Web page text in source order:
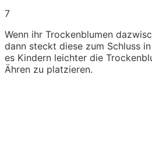
7
Wenn ihr Trockenblumen
dann steckt diese zum Schluss
es Kindern leichter die
Ähren zu platzieren.